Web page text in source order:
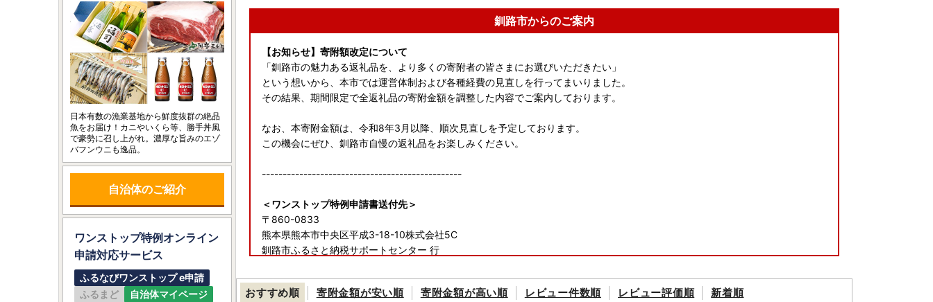
釧路市からのご案内
【お知らせ】寄附額改定について
「釧路市の魅力ある返礼品を、より多くの寄附者の皆さまにお選びいただきたい」
という想いから、本市では運営体制および各種経費の見直しを行ってまいりました。
その結果、期間限定で全返礼品の寄附金額を調整した内容でご案内しております。
なお、本寄附金額は、令和8年3月以降、順次見直しを予定しております。
この機会にぜひ、釧路市自慢の返礼品をお楽しみください。
------------------------------------------------
＜ワンストップ特例申請書送付先＞
〒860-0833
熊本県熊本市中央区平成3-18-10株式会社5C
釧路市ふるさと納税サポートセンター 行
【釧路市はワンストップ申請オンラインサービスの対象自治体です】
＜ふるまど＞
おすすめ順 寄附金額が安い順 寄附金額が高い順 レビュー件数順 レビュー評価順 新着順
日本有数の漁業基地から鮮度抜群の絶品
魚をお届け！カニやいくら等、勝手丼風
で豪勢に召し上がれ。濃厚な旨みのエゾ
バフンウニも逸品。
自治体のご紹介
ワンストップ特例オンライン
申請対応サービス
ふるなびワンストップ e申請
ふるまど
自治体マイページ